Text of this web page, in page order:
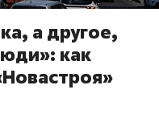
а другое,
как